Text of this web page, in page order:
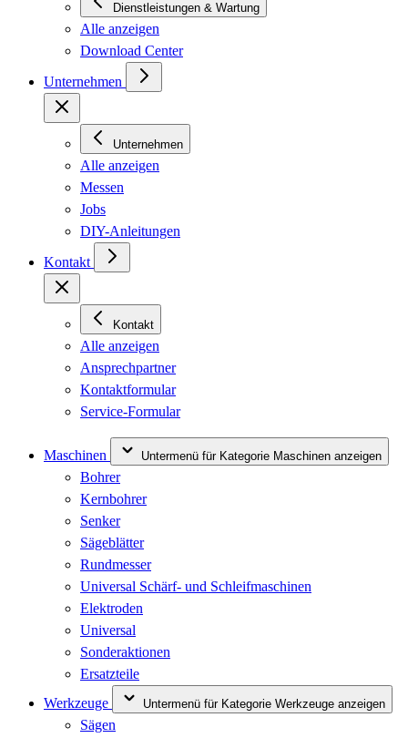
Dienstleistungen & Wartung
Alle anzeigen
Download Center
Unternehmen
Unternehmen
Alle anzeigen
Messen
Jobs
DIY-Anleitungen
Kontakt
Kontakt
Alle anzeigen
Ansprechpartner
Kontaktformular
Service-Formular
Maschinen Untermenü für Kategorie Maschinen anzeigen
Bohrer
Kernbohrer
Senker
Sägeblätter
Rundmesser
Universal Schärf- und Schleifmaschinen
Elektroden
Universal
Sonderaktionen
Ersatzteile
Werkzeuge
Untermenü für Kategorie Werkzeuge anzeigen
Sägen